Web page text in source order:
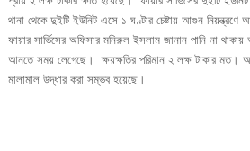
থানা থেকে দুইটি ইউনিট এসে ১ ঘণ্টার চেষ্টায় আগুন
ফায়ার সার্ভিসের অফিসার মনিরুল ইসলাম জানান পানি না থাকায়
আনতে সময় লেগেছে। ক্ষয়ক্ষতির পরিমান ২ লক্ষ টাকার মত।
মালামাল উদ্ধার করা সম্ভব হয়েছে।